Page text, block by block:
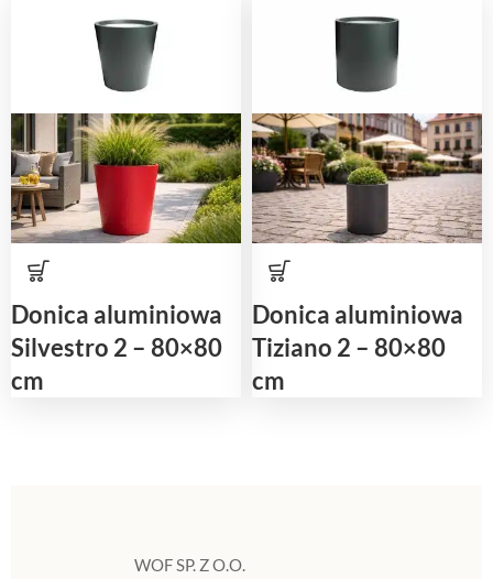
Donica aluminiowa
Silvestro 2 – 80×80
cm
Donica aluminiowa
Tiziano 2 – 80×80
cm
WOF SP. Z O.O.